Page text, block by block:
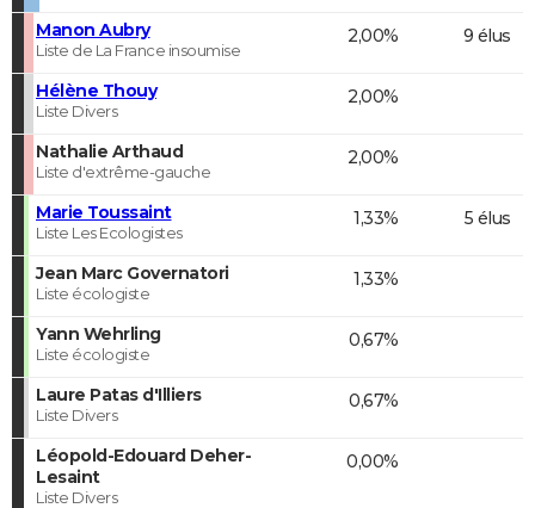
Manon Aubry
Liste de La France insoumise
2,00% 9 élus
Hélène Thouy
Liste Divers
2,00%
Nathalie Arthaud
Liste d'extrême-gauche
2,00%
Marie Toussaint
Liste Les Ecologistes
1,33% 5 élus
Jean Marc Governatori
Liste écologiste
1,33%
Yann Wehrling
Liste écologiste
0,67%
Laure Patas d'Illiers
Liste Divers
0,67%
Léopold-Edouard Deher-
Lesaint
Liste Divers
0,00%